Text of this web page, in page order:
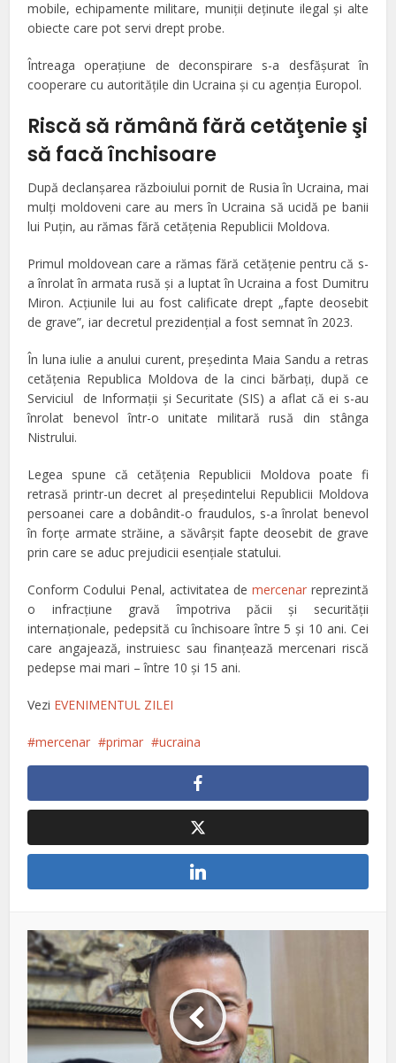
mobile, echipamente militare, muniții deținute ilegal și alte
obiecte care pot servi drept probe.
Întreaga operațiune de deconspirare s-a desfășurat în
cooperare cu autoritățile din Ucraina și cu agenția Europol.
Riscă să rămână fără cetăţenie şi
să facă închisoare
După declanşarea războiului pornit de Rusia în Ucraina, mai
mulţi moldoveni care au mers în Ucraina să ucidă pe banii
lui Puțin, au rămas fără cetăţenia Republicii Moldova.
Primul moldovean care a rămas fără cetățenie pentru că s-
a înrolat în armata rusă și a luptat în Ucraina a fost Dumitru
Miron. Acțiunile lui au fost calificate drept „fapte deosebit
de grave”, iar decretul prezidențial a fost semnat în 2023.
În luna iulie a anului curent, președinta Maia Sandu a retras
cetățenia Republica Moldova de la cinci bărbați, după ce
Serviciul de Informații și Securitate (SIS) a aflat că ei s-au
înrolat benevol într-o unitate militară rusă din stânga
Nistrului.
Legea spune că cetățenia Republicii Moldova poate fi
retrasă printr-un decret al președintelui Republicii Moldova
persoanei care a dobândit-o fraudulos, s-a înrolat benevol
în forțe armate străine, a săvârșit fapte deosebit de grave
prin care se aduc prejudicii esențiale statului.
Conform Codului Penal, activitatea de mercenarreprezintă
o infracțiune gravă împotriva păcii și securității
internaționale, pedepsită cu închisoare între 5 și 10 ani. Cei
care angajează, instruiesc sau finanțează mercenari riscă
pedepse mai mari – între 10 și 15 ani.
Vezi EVENIMENTUL ZILEI
mercenar primar ucraina